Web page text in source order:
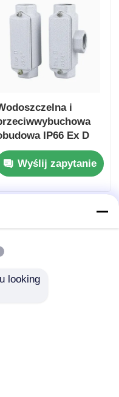
i
IP66 Ex D
IIC T6 Gb / Ex T IIIC
Db dla stref
zagrożonych
Wyślij zapytanie
looking